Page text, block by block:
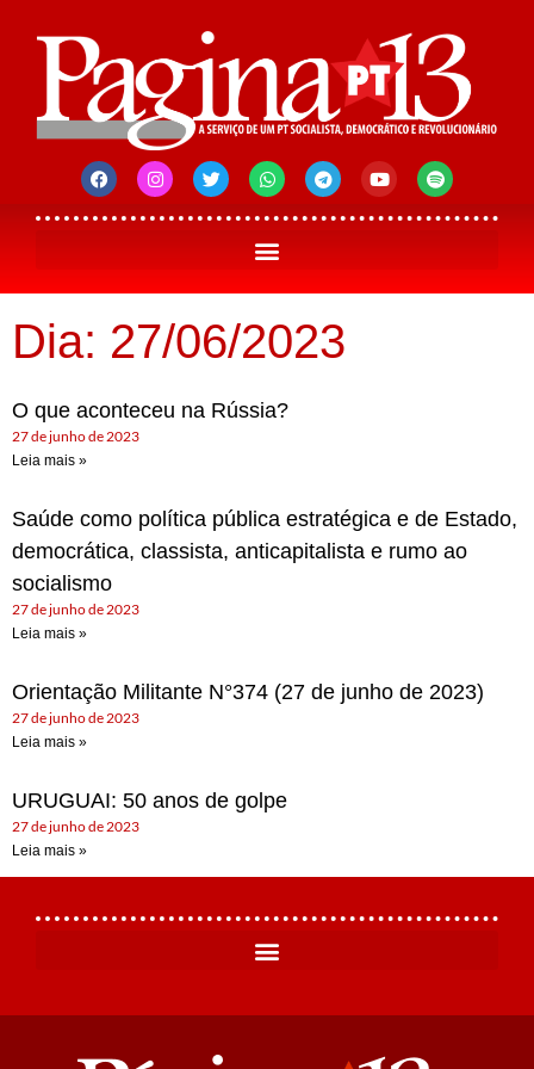
Dia: 27/06/2023
O que aconteceu na Rússia?
27 de junho de 2023
Leia mais »
Saúde como política pública estratégica e de Estado,
democrática, classista, anticapitalista e rumo ao
socialismo
27 de junho de 2023
Leia mais »
Orientação Militante N°374 (27 de junho de 2023)
27 de junho de 2023
Leia mais »
URUGUAI: 50 anos de golpe
27 de junho de 2023
Leia mais »